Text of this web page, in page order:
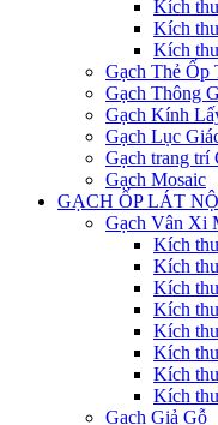
Kích
Kích
Kích
Gạch Thẻ Ốp
Gạch Thông
Gạch Kính
Gạch Lục
Gạch trang trí
Gạch Mosaic
GẠCH ỐP LÁT
Gạch Vân Xi
Kích
Kích
Kích
Kích
Kích
Kích
Kích
Kích
Gạch Giả Gỗ